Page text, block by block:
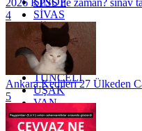
SİVAS
SİİRT
TEKİRDAĞ
TOKAT
TRABZON
TUNCELİ
UŞAK
VAN
YALOVA
YOZGAT
4
Ankara Kedileri 27 Ülkeden
5